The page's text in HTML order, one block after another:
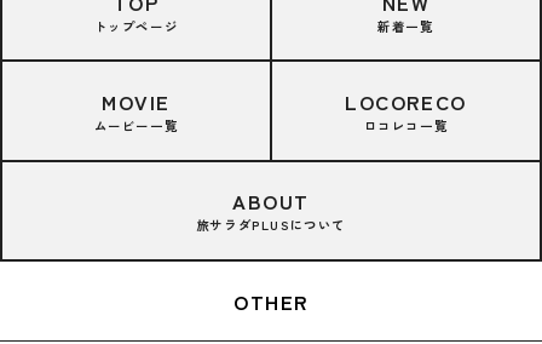
トップページ 新着一覧
MOVIE
ムービー一覧
LOCORECO
ロコレコ一覧
ABOUT
旅サラダPLUSについて
OTHER